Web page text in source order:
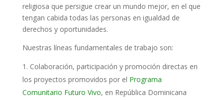
religiosa que persigue crear un mundo mejor, en el que
tengan cabida todas las personas en igualdad de
derechos y oportunidades.
Nuestras líneas fundamentales de trabajo son:
Colaboración, participación y promoción directas en
los proyectos promovidos por el Programa
Comunitario Futuro Vivo, en República Dominicana